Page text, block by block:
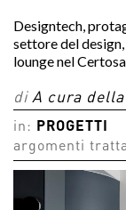
Designtech,
settore del
lounge nel
di A cura
in:
PROGETTI
argomenti